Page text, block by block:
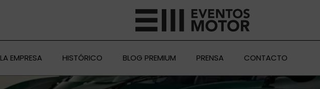
LA EMPRESA HISTÓRICO BLOG PREMIUM PRENSA CONTACTO